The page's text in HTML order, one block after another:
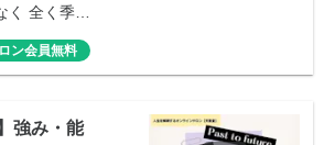
く 全く季…
ン会員無料
強み・能